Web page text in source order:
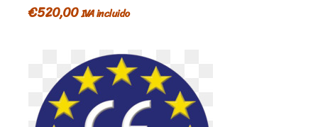
€520,00IVA incluido